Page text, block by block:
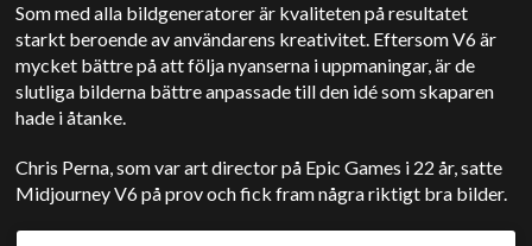
Som med alla bildgeneratorer är kvaliteten på resultatet
starkt beroende av användarens kreativitet. Eftersom V6 är
mycket bättre på att följa nyanserna i uppmaningar, är de
slutliga bilderna bättre anpassade till den idé som skaparen
hade i åtanke.
Chris Perna, som var art director på Epic Games i 22 år, satte
Midjourney V6 på prov och fick fram några riktigt bra bilder.